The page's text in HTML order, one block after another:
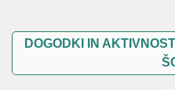
DOGODKI IN